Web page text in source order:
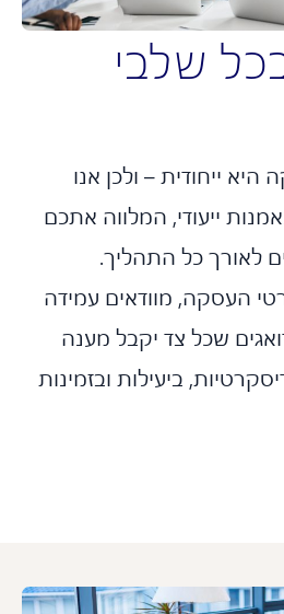
שלבי
– ולכן אנו
ייעודי, המלווה אתכם
כל התהליך.
מוודאים עמידה
שכל צד יקבל מענה
ביעילות ובזמינות